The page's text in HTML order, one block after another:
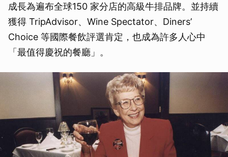
成長為遍布全球150 家分店的高級牛排品牌。並持續
獲得 TripAdvisor、Wine Spectator、Diners’
Choice 等國際餐飲評選肯定，也成為許多人心中
「最值得慶祝的餐廳」。